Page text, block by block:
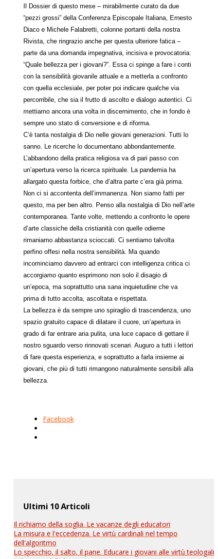
Il Dossier di questo mese – mirabilmente curato da due
“pezzi grossi” della Conferenza Episcopale Italiana, Ernesto
Diaco e Michele Falabretti, colonne portanti della nostra
Rivista, che ringrazio anche per questa ulteriore fatica –
parte da una domanda impegnativa, incisiva e provocatoria:
“Quale bellezza per i giovani?”. Essa ci spinge a fare i conti
con la sensibilità giovanile attuale e a metterla a confronto
con quella ecclesiale, per poter poi indicare qualche via
percorribile, che sia il frutto di ascolto e dialogo autentici. Ci
mettiamo ancora una volta in discernimento, che in fondo è
sempre uno stato di conversione e di riforma.
C’è tanta nostalgia di Dio nelle giovani generazioni. Tutti lo
sanno. Le ricerche lo documentano abbondantemente.
L’abbandono della pratica religiosa va di pari passo con
un’apertura verso la ricerca spirituale. La pandemia ha
allargato questa forbice, che d’altra parte c’era già prima.
Non ci si accontenta dell’immanenza. Non siamo fatti per
questo, ma per ben altro. Penso alla nostalgia di Dio nell’arte
contemporanea. Tante volte, mettendo a confronto le opere
d’arte classiche della cristianità con quelle odierne
rimaniamo abbastanza scioccati. Ci sentiamo talvolta
perfino offesi nella nostra sensibilità. Ma quando
incominciamo davvero ad entrarci con intelligenza critica ci
accorgiamo quanto esprimono non solo il disagio di
un’epoca, ma soprattutto una sana inquietudine che va
prima di tutto accolta, ascoltata e rispettata.
La bellezza è da sempre uno spiraglio di trascendenza, uno
spazio gratuito capace di dilatare il cuore, un’apertura in
grado di far entrare aria pulita, una luce capace di gettare il
nostro sguardo verso rinnovati scenari. Auguro a tutti i lettori
di fare questa esperienza, e soprattutto a farla insieme ai
giovani, che più di tutti rimangono naturalmente sensibili alla
bellezza.
Facebook
Ultimi 10 Articoli
Il richiamo della soglia. Le vacanze degli educatori
La misura e l'eccedenza. Le virtù cardinali nel tempo
dell'algoritmo
Lo specchio, il salto, il pane. Educare i giovani alle virtù teologali